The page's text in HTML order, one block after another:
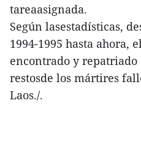
tareaasignada.
Según lasestadísticas,
1994-1995 hasta ahora,
encontrado y repatriado
restosde los mártires
Laos./.